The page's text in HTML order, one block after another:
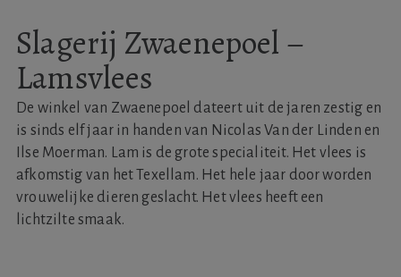
Slagerij Zwaenepoel –
Lamsvlees
De winkel van Zwaenepoel dateert uit de jaren zestig en
is sinds elf jaar in handen van Nicolas Van der Linden en
Ilse Moerman. Lam is de grote specialiteit. Het vlees is
afkomstig van het Texellam. Het hele jaar door worden
vrouwelijke dieren geslacht. Het vlees heeft een
lichtzilte smaak.